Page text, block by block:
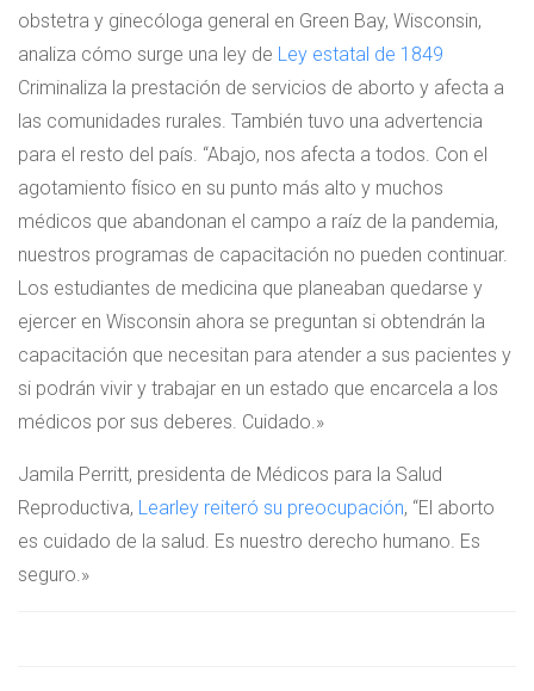
obstetra y ginecóloga general en Green Bay, Wisconsin,
analiza cómo surge una ley de Ley estatal de 1849
Criminaliza la prestación de servicios de aborto y afecta a
las comunidades rurales. También tuvo una advertencia
para el resto del país. “Abajo, nos afecta a todos. Con el
agotamiento físico en su punto más alto y muchos
médicos que abandonan el campo a raíz de la pandemia,
nuestros programas de capacitación no pueden continuar.
Los estudiantes de medicina que planeaban quedarse y
ejercer en Wisconsin ahora se preguntan si obtendrán la
capacitación que necesitan para atender a sus pacientes y
si podrán vivir y trabajar en un estado que encarcela a los
médicos por sus deberes. Cuidado.»
Jamila Perritt, presidenta de Médicos para la Salud
Reproductiva, Learley reiteró su preocupación, “El aborto
es cuidado de la salud. Es nuestro derecho humano. Es
seguro.»